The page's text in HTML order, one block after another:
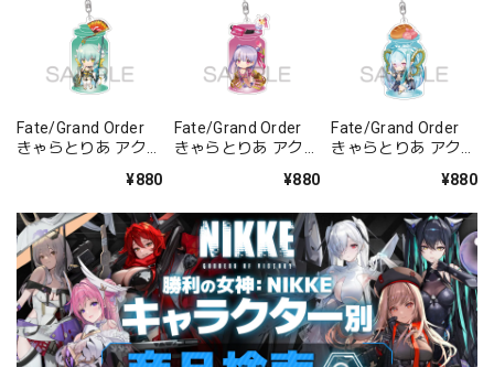
Fate/Grand Order
きゃらとりあ アクリ
¥880
Fate/Grand Order
きゃらとりあ アクリ
バー/パッションリ
¥880
Fate/Grand Order
きゃらとりあ アクリ
チャー/ラーヴァ/テ
¥880